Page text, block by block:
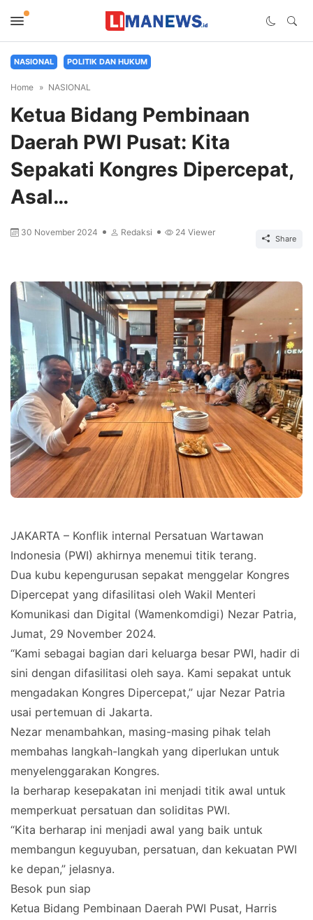
NASIONAL POLITIK DAN HUKUM
Home NASIONAL
Ketua Bidang Pembinaan
Daerah PWI Pusat: Kita
Sepakati Kongres Dipercepat,
Asal…
30 November 2024 Redaksi 24 Viewer
Share
JAKARTA – Konflik internal Persatuan Wartawan
Indonesia (PWI) akhirnya menemui titik terang.
Dua kubu kepengurusan sepakat menggelar Kongres
Dipercepat yang difasilitasi oleh Wakil Menteri
Komunikasi dan Digital (Wamenkomdigi) Nezar Patria,
Jumat, 29 November 2024.
“Kami sebagai bagian dari keluarga besar PWI, hadir di
sini dengan difasilitasi oleh saya. Kami sepakat untuk
mengadakan Kongres Dipercepat,” ujar Nezar Patria
usai pertemuan di Jakarta.
Nezar menambahkan, masing-masing pihak telah
membahas langkah-langkah yang diperlukan untuk
menyelenggarakan Kongres.
Ia berharap kesepakatan ini menjadi titik awal untuk
memperkuat persatuan dan soliditas PWI.
“Kita berharap ini menjadi awal yang baik untuk
membangun keguyuban, persatuan, dan kekuatan PWI
ke depan,” jelasnya.
Besok pun siap
Ketua Bidang Pembinaan Daerah PWI Pusat, Harris